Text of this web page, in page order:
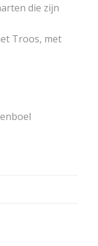
die zijn
Troos, met